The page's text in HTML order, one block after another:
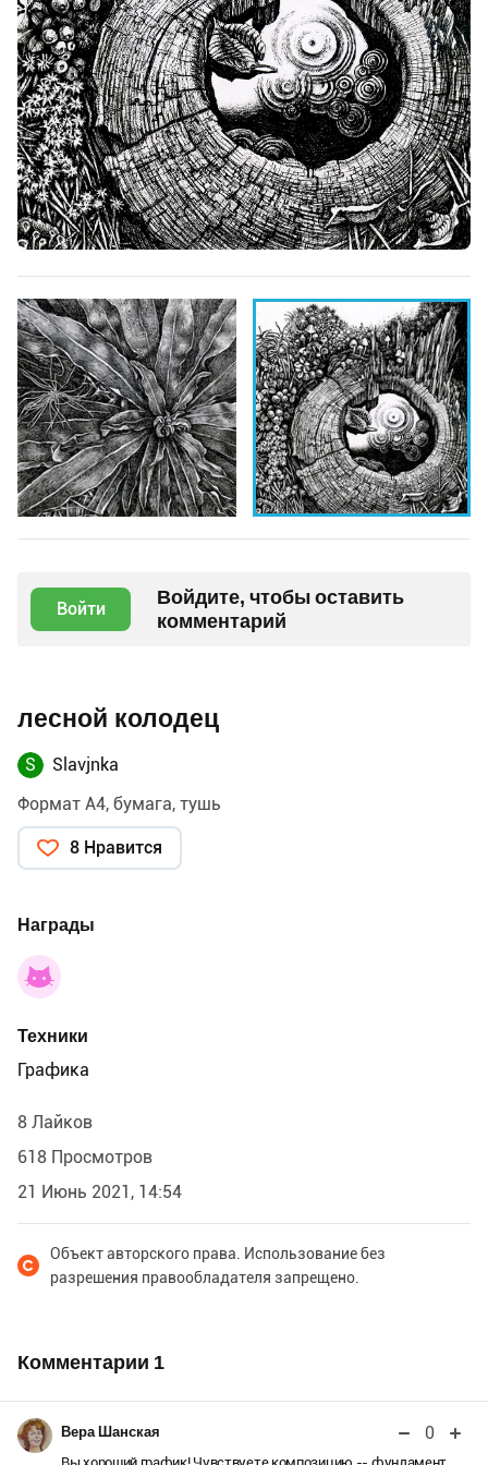
Войти
Войдите, чтобы оставить
комментарий
лесной колодец
S
Slavjnka
Формат А4, бумага, тушь
8 Нравится
Награды
Техники
Графика
8 Лайков
618 Просмотров
21 Июнь 2021, 14:54
Объект авторского права. Использование без
разрешения правообладателя запрещено.
Комментарии 1
Вера Шанская 0